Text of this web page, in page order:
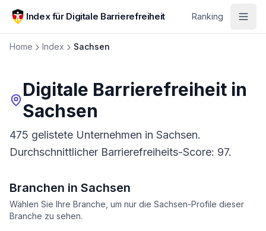
Zum Hauptinhalt springen
Index für Digitale Barrierefreiheit Ranking
Home Index Sachsen
Digitale Barrierefreiheit in
Sachsen
475 gelistete Unternehmen in Sachsen.
Durchschnittlicher Barrierefreiheits-Score: 97.
Branchen in Sachsen
Wählen Sie Ihre Branche, um nur die Sachsen-Profile dieser
Branche zu sehen.